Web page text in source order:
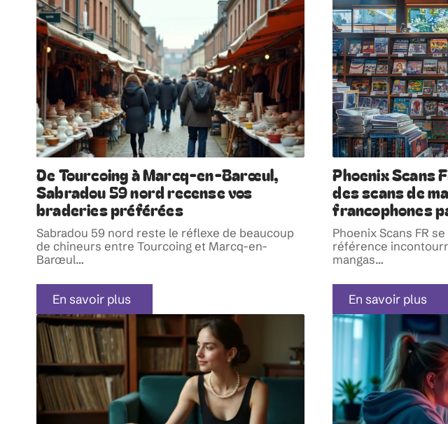
De Tourcoing à Marcq-en-Barœul,
Sabradou 59 nord recense vos
braderies préférées
Sabradou 59 nord reste le réflexe de beaucoup
de chineurs entre Tourcoing et Marcq-en-
Barœul…
En savoir plus
Phoenix Scans
des scans de
francophones
Phoenix Scans FR
référence
mangas…
En savoir plus